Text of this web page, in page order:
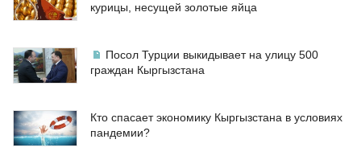
курицы, несущей золотые яйца
Посол Турции выкидывает на улицу 500
граждан Кыргызстана
Кто спасает экономику Кыргызстана в условиях
пандемии?